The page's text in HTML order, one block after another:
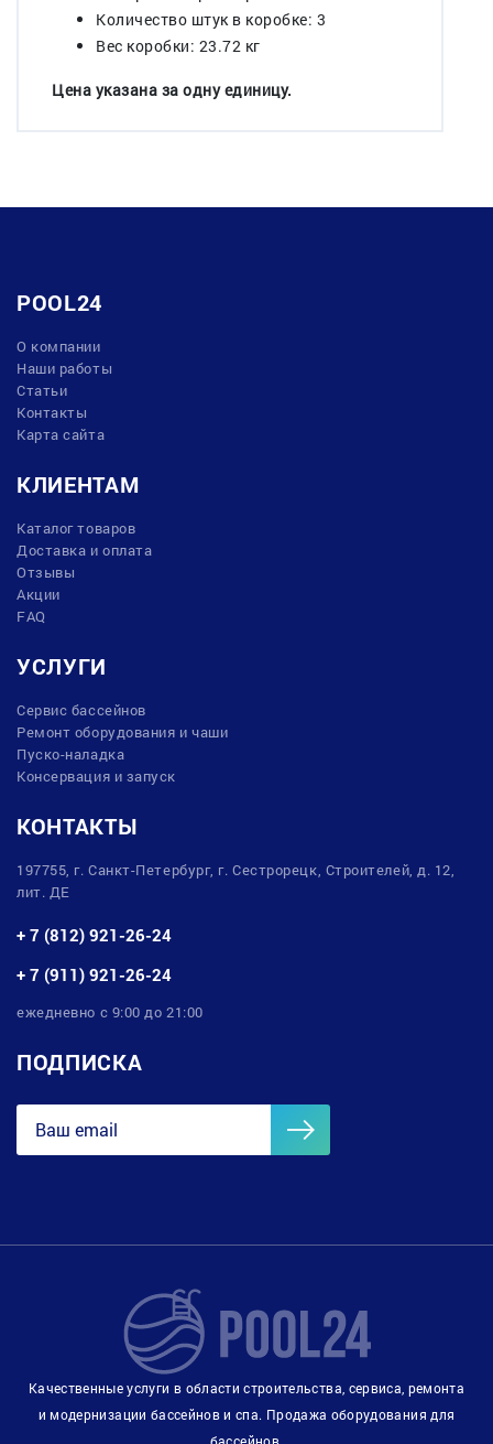
Количество штук в коробке: 3
Вес коробки: 23.72 кг
Цена указана за одну единицу.
POOL24
О компании
Наши работы
Статьи
Контакты
Карта сайта
КЛИЕНТАМ
Каталог товаров
Доставка и оплата
Отзывы
Акции
FAQ
УСЛУГИ
Сервис бассейнов
Ремонт оборудования и чаши
Пуско-наладка
Консервация и запуск
КОНТАКТЫ
197755, г. Санкт-Петербург, г. Сестрорецк, Строителей, д. 12,
лит. ДЕ
+ 7 (812) 921-26-24
+ 7 (911) 921-26-24
ежедневно с 9:00 до 21:00
ПОДПИСКА
Качественные услуги в области строительства, сервиса, ремонта
и модернизации бассейнов и спа. Продажа оборудования для
бассейнов.